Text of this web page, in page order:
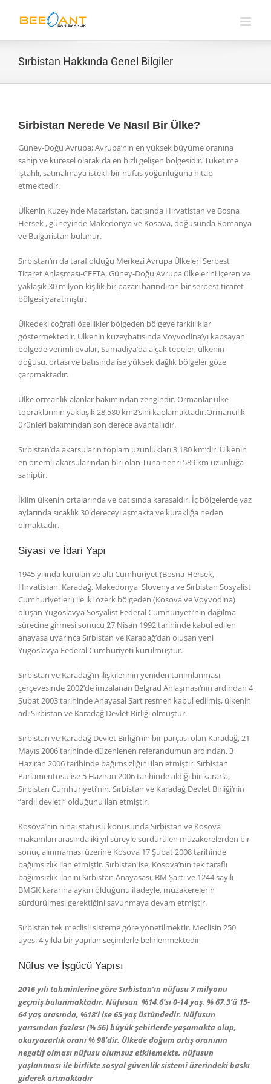
Sırbistan Hakkında Genel Bilgiler
Sirbistan Nerede Ve Nasıl Bir Ülke?
Güney-Doğu Avrupa; Avrupa’nın en yüksek büyüme oranına
sahip ve küresel olarak da en hızlı gelişen bölgesidir. Tüketime
iştahlı, satınalmaya istekli bir nüfus yoğunluğuna hitap
etmektedir.
Ülkenin Kuzeyinde Macaristan, batısında Hırvatistan ve Bosna
Hersek , güneyinde Makedonya ve Kosova, doğusunda Romanya
ve Bulgaristan bulunur.
Sırbistan’ın da taraf olduğu Merkezi Avrupa Ülkeleri Serbest
Ticaret Anlaşması-CEFTA, Güney-Doğu Avrupa ülkelerini içeren ve
yaklaşık 30 milyon kişilik bir pazarı barındıran bir serbest ticaret
bölgesi yaratmıştır.
Ülkedeki coğrafi özellikler bölgeden bölgeye farklılıklar
göstermektedir. Ülkenin kuzeybatısında Voyvodina’yı kapsayan
bölgede verimli ovalar, Sumadiya’da alçak tepeler, ülkenin
doğusu, ortası ve batısında ise yüksek dağlık bölgeler göze
çarpmaktadır.
Ülke ormanlık alanlar bakımından zengindir. Ormanlar ülke
topraklarının yaklaşık 28.580 km2’sini kaplamaktadır.Ormancılık
ürünleri bakımından son derece avantajlıdır.
Sırbistan’da akarsuların toplam uzunlukları 3.180 km’dir. Ülkenin
en önemli akarsularından biri olan Tuna nehri 589 km uzunluğa
sahiptir.
İklim ülkenin ortalarında ve batısında karasaldır. İç bölgelerde yaz
aylarında sıcaklık 30 dereceyi aşmakta ve kuraklığa neden
olmaktadır.
Siyasi ve İdari Yapı
1945 yılında kurulan ve altı Cumhuriyet (Bosna-Hersek,
Hırvatistan, Karadağ, Makedonya, Slovenya ve Sırbistan Sosyalist
Cumhuriyetleri) ile iki özerk bölgeden (Kosova ve Voyvodina)
oluşan Yugoslavya Sosyalist Federal Cumhuriyeti’nin dağılma
sürecine girmesi sonucu 27 Nisan 1992 tarihinde kabul edilen
anayasa uyarınca Sırbistan ve Karadağ’dan oluşan yeni
Yugoslavya Federal Cumhuriyeti kurulmuştur.
Sırbistan ve Karadağ’ın ilişkilerinin yeniden tanımlanması
çerçevesinde 2002’de imzalanan Belgrad Anlaşması’nın ardından 4
Şubat 2003 tarihinde Anayasal Şart resmen kabul edilmiş, ülkenin
adı Sırbistan ve Karadağ Devlet Birliği olmuştur.
Sırbistan ve Karadağ Devlet Birliği’nin bir parçası olan Karadağ, 21
Mayıs 2006 tarihinde düzenlenen referandumun ardından, 3
Haziran 2006 tarihinde bağımsızlığını ilan etmiştir. Sırbistan
Parlamentosu ise 5 Haziran 2006 tarihinde aldığı bir kararla,
Sırbistan Cumhuriyeti’nin, Sırbistan ve Karadağ Devlet Birliği’nin
“ardıl devleti” olduğunu ilan etmiştir.
Kosova’nın nihai statüsü konusunda Sırbistan ve Kosova
makamları arasında iki yıl süreyle sürdürülen müzakerelerden bir
sonuç alınmaması üzerine Kosova 17 Şubat 2008 tarihinde
bağımsızlık ilan etmiştir. Sırbistan ise, Kosova’nın tek taraflı
bağımsızlık ilanını Sırbistan Anayasası, BM Şartı ve 1244 sayılı
BMGK kararına aykırı olduğunu ifadeyle, müzakerelerin
sürdürülmesi gerektiğini savunmaya devam etmiştir.
Sırbistan tek meclisli sisteme göre yönetilmektir. Meclisin 250
üyesi 4 yılda bir yapılan seçimlerle belirlenmektedir
Nüfus ve İşgücü Yapısı
2016 yılı tahminlerine göre Sırbistan’ın nüfusu 7 milyonu
geçmiş bulunmaktadır. Nüfusun %14,6’sı 0-14 yaş, % 67,3’ü 15-
64 yaş arasında, %18’i ise 65 yaş üstündedir. Nüfusun
yarısından fazlası (% 56) büyük şehirlerde yaşamakta olup,
okuryazarlık oranı % 98’dir. Ülkede doğum artış oranının
negatif olması nüfusu olumsuz etkilemekte, nüfusun
yaşlanması ile birlikte sosyal güvenlik sistemi üzerindeki baskı
giderek artmaktadır